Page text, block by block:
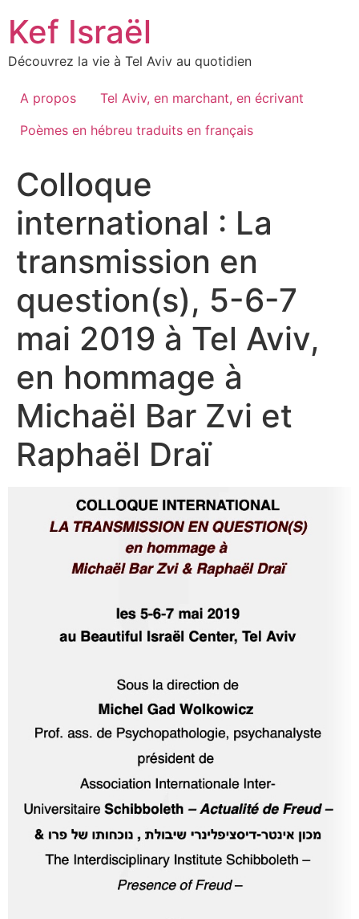
content
Kef Israël
Découvrez la vie à Tel Aviv au quotidien
A propos
Tel Aviv, en marchant, en écrivant
Poèmes en hébreu traduits en français
Colloque
international : La
transmission en
question(s), 5-6-7
mai 2019 à Tel Aviv,
en hommage à
Michaël Bar Zvi et
Raphaël Draï